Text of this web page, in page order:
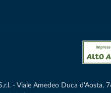
- Viale Amedeo Duca d'Aosta,